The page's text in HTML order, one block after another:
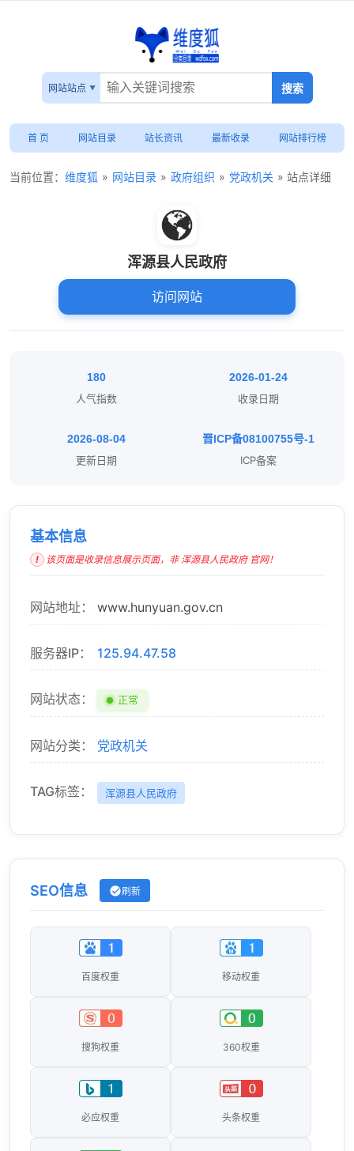
网站站点
首 页 网站目录 站长资讯 最新收录 网站排行榜
当前位置： 维度狐 » 网站目录 » 政府组织 » 党政机关 » 站点详细
浑源县人民政府
访问网站
180
人气指数
2026-01-24
收录日期
2026-08-04
更新日期
晋ICP备08100755号-1
ICP备案
基本信息
该页面是收录信息展示页面，非 浑源县人民政府 官网！
网站地址： www.hunyuan.gov.cn
服务器IP： 125.94.47.58
网站状态： 正常
网站分类： 党政机关
TAG标签： 浑源县人民政府
SEO信息 刷新
百度权重 移动权重
搜狗权重 360权重
必应权重 头条权重